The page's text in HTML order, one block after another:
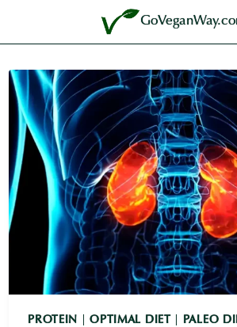
PROTEIN |OPTIMAL DIET PALEO